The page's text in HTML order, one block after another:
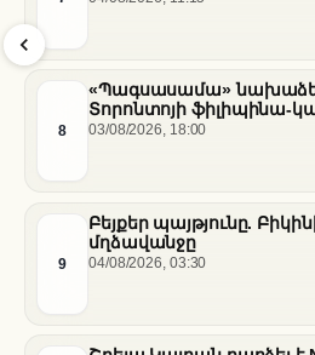
8
«Պագսասամա»
Տորոնտոյի ֆիլիպինա-
արվեստագետների
03/08/2026, 18:00
9
Բեյքեր պայթյունը.
մղձավանջը
04/08/2026, 03:30